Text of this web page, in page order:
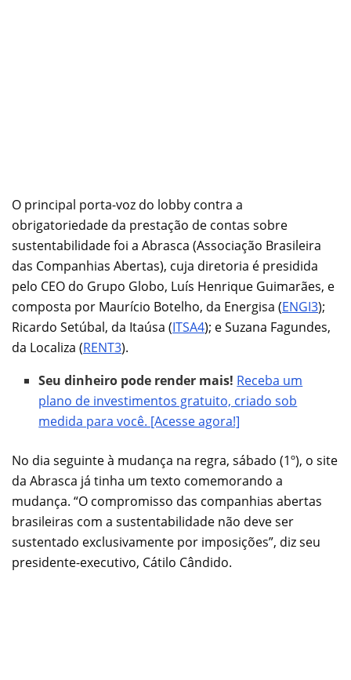
O principal porta-voz do lobby contra a
obrigatoriedade da prestação de contas sobre
sustentabilidade foi a Abrasca (Associação Brasileira
das Companhias Abertas), cuja diretoria é presidida
pelo CEO do Grupo Globo, Luís Henrique Guimarães, e
composta por Maurício Botelho, da Energisa (ENGI3);
Ricardo Setúbal, da Itaúsa (ITSA4); e Suzana Fagundes,
da Localiza (RENT3).
Seu dinheiro pode render mais! Receba um
plano de investimentos gratuito, criado sob
medida para você. [Acesse agora!]
No dia seguinte à mudança na regra, sábado (1º), o site
da Abrasca já tinha um texto comemorando a
mudança. “O compromisso das companhias abertas
brasileiras com a sustentabilidade não deve ser
sustentado exclusivamente por imposições”, diz seu
presidente-executivo, Cátilo Cândido.